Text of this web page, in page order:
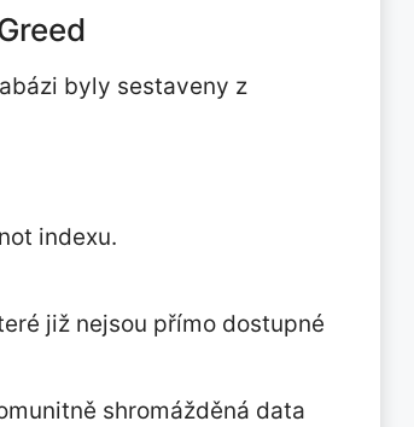
byly sestaveny z
indexu.
již nejsou přímo dostupné
shromážděná data